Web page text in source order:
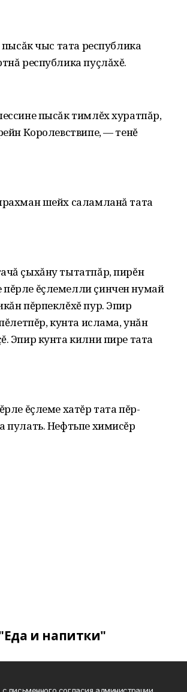
чыс тата республика
республика пуçлăхĕ.
пысăк тимлĕх хуратпăр,
Королевствипе, — тенĕ
шейх саламланă тата
çыхăну тытатпăр, пирĕн
ĕçлемелли çинчен нумай
пĕрпеклĕхĕ пур. Эпир
кунта ислама, унăн
Эпир кунта килни пире тата
ĕçлеме хатĕр тата пĕр-
пулать. Нефтьпе химисĕр
и напитки"